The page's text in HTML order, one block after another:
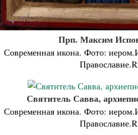
Прп. Максим
Современная икона. Фото:
Святитель Савва,
Современная икона. Фото: